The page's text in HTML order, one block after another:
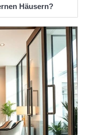
Häusern?